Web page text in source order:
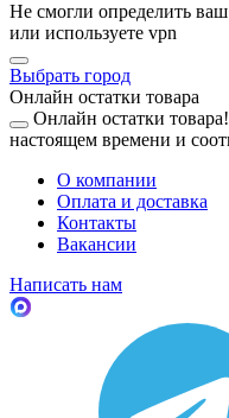
Не смогли определить
или используете vpn
Выбрать город
Онлайн остатки товара
Онлайн остатки товара!
настоящем времени и
О компании
Оплата и доставка
Контакты
Вакансии
Написать нам